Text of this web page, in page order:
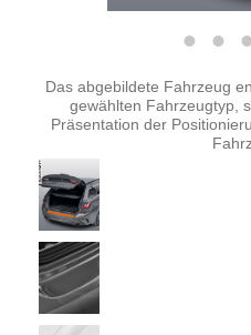
Das abgebildete Fahrzeug
gewählten Fahrzeugtyp,
Präsentation der